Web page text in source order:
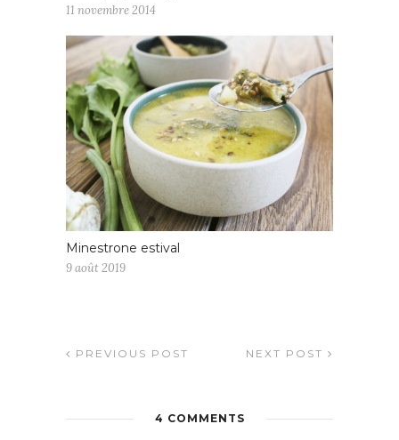
11 novembre 2014
Minestrone estival
9 août 2019
PREVIOUS POST NEXT POST
4 COMMENTS